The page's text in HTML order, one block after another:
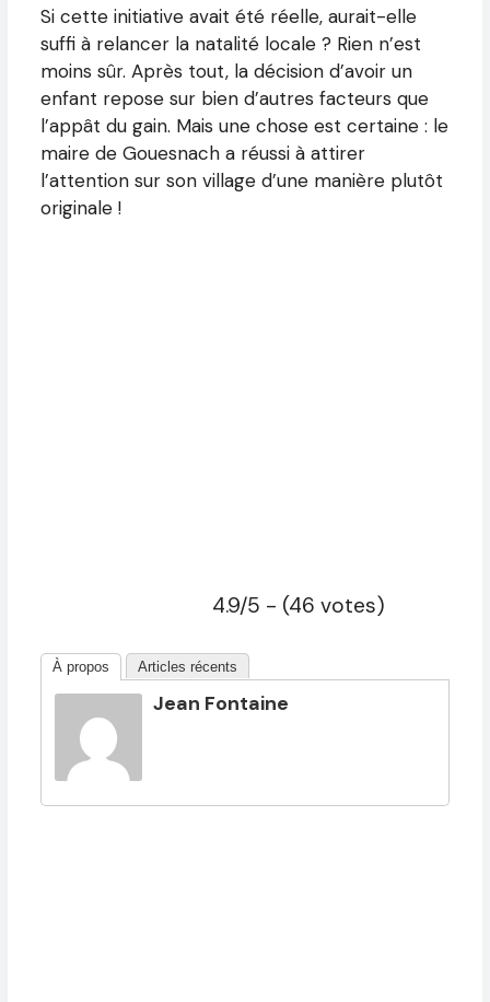
Si cette initiative avait été réelle, aurait-elle
suffi à relancer la natalité locale ? Rien n’est
moins sûr. Après tout, la décision d’avoir un
enfant repose sur bien d’autres facteurs que
l’appât du gain. Mais une chose est certaine : le
maire de Gouesnach a réussi à attirer
l’attention sur son village d’une manière plutôt
originale !
4.9/5 - (46 votes)
À propos Articles récents
Jean Fontaine